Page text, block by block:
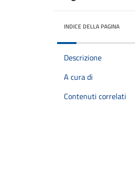
INDICE DELLA PAGINA
Descrizione
A cura di
Contenuti correlati